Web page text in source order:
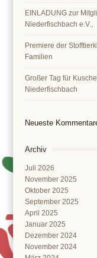
EINLADUNG zur
Niederfischbach e.V.,
Premiere der
Familien
Großer Tag für
Niederfischbach
Neueste
Archiv
Juli 2026
November 2025
Oktober 2025
September 2025
April 2025
Januar 2025
Dezember 2024
November 2024